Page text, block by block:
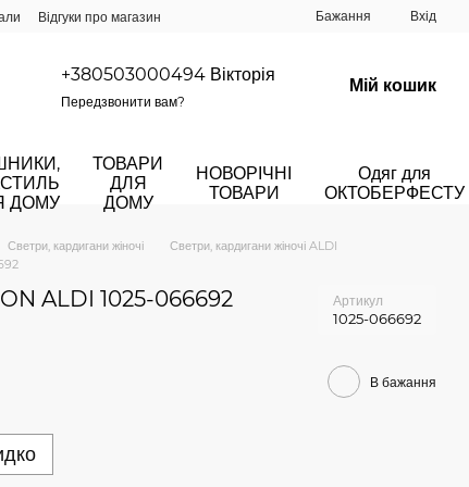
Відгуки про магазин Бажання Вхід
+380503000494 Вікторія
Передзвонити вам?
Мій кошик
ДОМУ
ТОВАРИ
ДЛЯ
ДОМУ
НОВОРІЧНІ
ТОВАРИ
Одяг для
ОКТОБЕРФЕСТУ
Светри, кардигани жіночі
Светри, кардигани жіночі ALDI
ALDI 1025-066692 Артикул
1025-066692
В бажання